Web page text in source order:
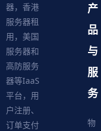
器，香港
服务器租
用，美国
服务器和
高防服务
器等IaaS
平台，用
户注册、
订单支付
产
品
与
服
务
物